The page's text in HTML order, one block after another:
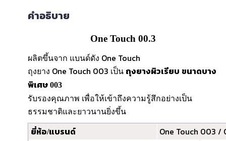
คำอธิบาย
One Touch 00.3
ผลิตขึ้นจาก แบนด์ดัง One Touch
ถุงยาง One Touch 003 เป็น ถุงยางผิวเรียบ ขนาดบาง
พิเศษ 003
รับรองคุณภาพ เพื่อให้เข้าถึงความรู้สึกอย่างเป็น
ธรรมชาติและยาวนานยิ่งขึ้น
ยี่ห้อ/แบรนด์ One Touch 003 /